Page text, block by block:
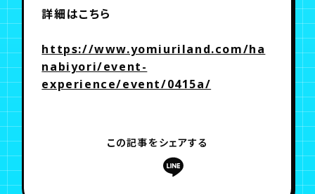
詳細はこちら
https://www.yomiuriland.com/ha
nabiyori/event-
experience/event/0415a/
この記事をシェアする